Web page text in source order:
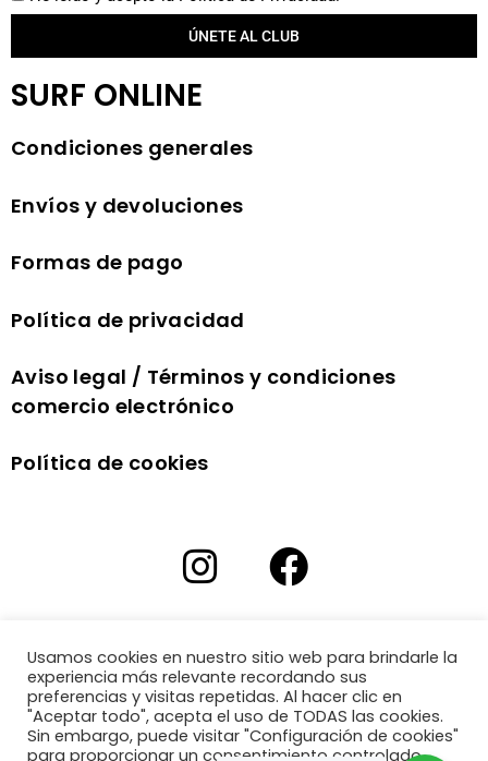
ÚNETE AL CLUB
SURF ONLINE
Condiciones generales
Envíos y devoluciones
Formas de pago
Política de privacidad
Aviso legal / Términos y condiciones
comercio electrónico
Política de cookies
Usamos cookies en nuestro sitio web para brindarle la
experiencia más relevante recordando sus
preferencias y visitas repetidas. Al hacer clic en
"Aceptar todo", acepta el uso de TODAS las cookies.
Sin embargo, puede visitar "Configuración de cookies"
para proporcionar un consentimiento controlado.